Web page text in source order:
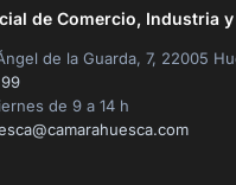
de Comercio, Industria
de la Guarda, 7, 22005
de 9 a 14 h